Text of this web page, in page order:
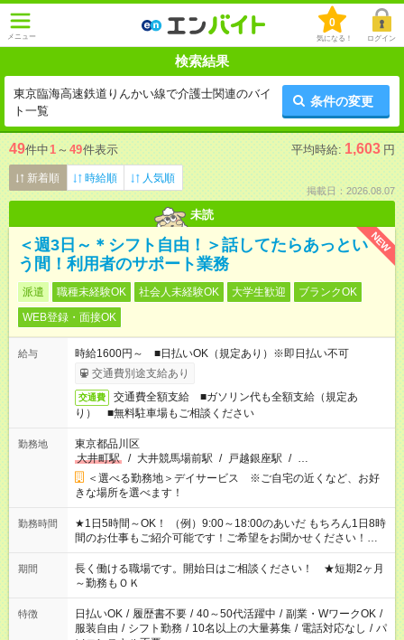
メニュー
0
気になる！ ログイン
検索結果
東京臨海高速鉄道りんかい線で介護士関連のバイ
ト一覧
条件の変更
49件中1 ～ 49件表示 平均時給: 1,603 円
新着順 時給順 人気順
掲載日：2026.08.07
未読
NEW
＜週3日～＊シフト自由！＞話してたらあっとい
う間！利用者のサポート業務
派遣 職種未経験OK 社会人未経験OK 大学生歓迎
ブランクOK
WEB登録・面接OK
給与
時給1600円～ ■日払いOK（規定あり）※即日払い不可
交通費別途支給あり
交通費
交通費全額支給 ■ガソリン代も全額支給（規定あ
り） ■無料駐車場もご相談ください
勤務地
東京都品川区
大井町駅
/ 大井競馬場前駅 / 戸越銀座駅 / …
＜選べる勤務地＞デイサービス ※ご自宅の近くなど、お好
きな場所を選べます！
勤務時間
★1日5時間～OK！ （例）9:00～18:00のあいだ もちろん1日8時
間のお仕事もご紹介可能です！ご希望をお聞かせください！★家
庭の都合でお休みが必要な場合も遠慮なくご相談ください。 ※
週最低15時間以上の勤務が必要です
期間
長く働ける職場です。開始日はご相談ください！ ★短期2ヶ月
～勤務もＯＫ
特徴 日払いOK / 履歴書不要 / 40～50代活躍中 / 副業・WワークOK /
服装自由 / シフト勤務 / 10名以上の大量募集 / 電話対応なし / パ